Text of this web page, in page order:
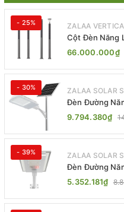
- 25% ZALAA
Cột Đèn Năng
ZSR-YYDS-
66.000.000₫
- 30% ZALAA SOLAR
Đèn Đường
Khiển MPPT
9.794.380₫
- 39% ZALAA SOLAR
Đèn Đường
ZL-BWH Cao
5.352.181₫